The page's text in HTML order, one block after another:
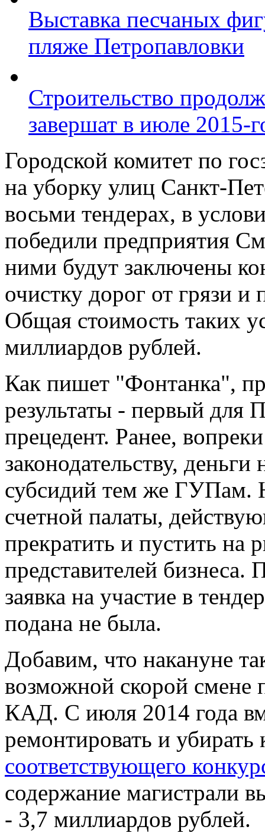
Выставка песчаных
пляже Петропавловки
Строительство
завершат в июле 2015-
Городской комитет по
на уборку улиц Санкт-
восьми тендерах, в
победили предприятия
ними будут заключены
очистку дорог от грязи
Общая стоимость таких
миллиардов рублей.
Как пишет "Фонтанка",
результаты - первый для
прецедент. Ранее,
законодательству,
субсидий тем же ГУПам.
счетной палаты,
прекратить и пустить на
представителей бизнеса.
заявка на участие в
подана не была.
Добавим, что накануне
возможной скорой смене
КАД. С июля 2014 года
ремонтировать и убирать
соответствующего
содержание магистрали
- 3,7 миллиардов рублей.